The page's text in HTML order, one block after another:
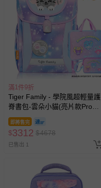
滿1件9折
Tiger Family - 學院風超輕量護
脊書包-雲朵小貓(亮片款Pro
2S)-(贈品：文具2件(補習袋+零
錢包)-三麗鷗點心派對)-花色送
完以其他樣式替代 不另行通知
即將售完
$3312 $4678
已售出 1